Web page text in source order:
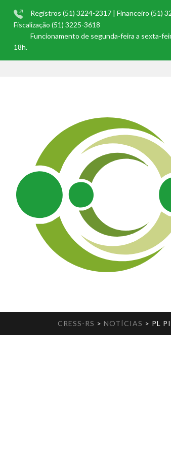
Registros (51) 3224-2317 | Financeiro (51)
Fiscalização (51) 3225-3618
Funcionamento de segunda-feira a sexta-
18h.
CRESS-RS > NOTÍCIAS > PL